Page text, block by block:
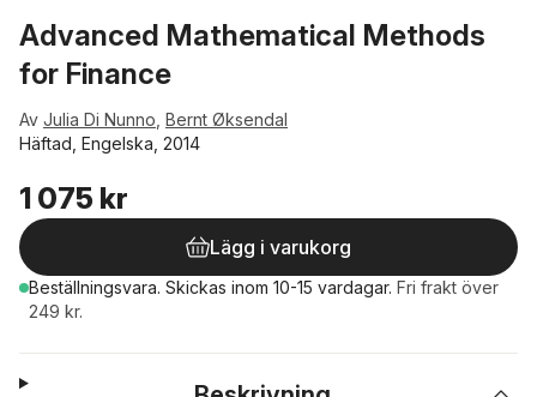
Advanced Mathematical Methods
for Finance
Av Julia Di Nunno Bernt Øksendal
Häftad, Engelska, 2014
1 075 kr
Lägg i varukorg
Beställningsvara. Skickas inom 10-15 vardagar. Fri frakt över
249 kr.